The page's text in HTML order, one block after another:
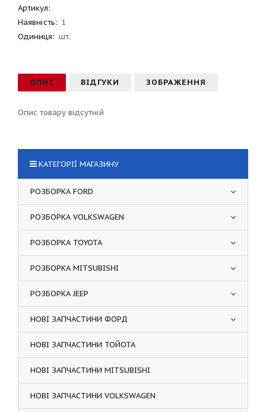
Артикул:
Наявність: 1
Одиниця: шт.
ОПИС ВІДГУКИ ЗОБРАЖЕННЯ
Опис товару відсутній
КАТЕГОРІЇ МАГАЗИНУ
РОЗБОРКА FORD
РОЗБОРКА VOLKSWAGEN
РОЗБОРКА TOYOTA
РОЗБОРКА MITSUBISHI
РОЗБОРКА JEEP
НОВІ ЗАПЧАСТИНИ ФОРД
НОВІ ЗАПЧАСТИНИ ТОЙОТА
НОВІ ЗАПЧАСТИНИ MITSUBISHI
НОВІ ЗАПЧАСТИНИ VOLKSWAGEN